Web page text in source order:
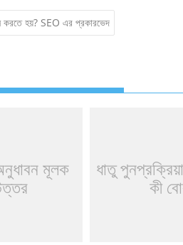
হয়? SEO এর প্রকারভেদ
মূলক
ধাতু
কী